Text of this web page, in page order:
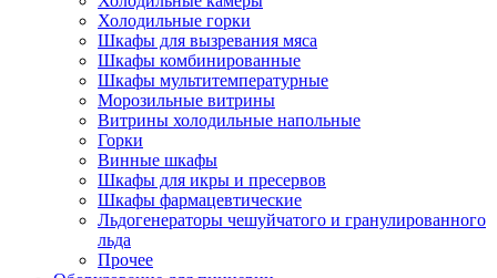
Холодильные горки
Шкафы для вызревания мяса
Шкафы комбинированные
Шкафы мультитемпературные
Морозильные витрины
Витрины холодильные напольные
Горки
Винные шкафы
Шкафы для икры и пресервов
Шкафы фармацевтические
Льдогенераторы чешуйчатого и гранулированного
льда
Прочее